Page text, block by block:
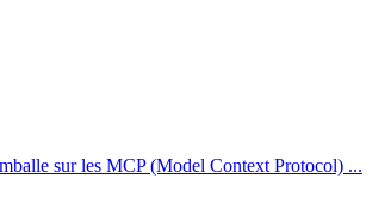
sur les MCP (Model Context Protocol) ...